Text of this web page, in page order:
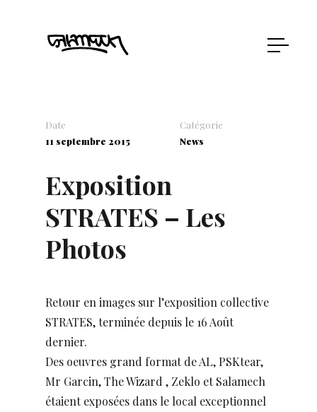
Date
11 septembre 2015
Catégorie
News
Exposition
STRATES – Les
Photos
Retour en images sur l’exposition collective
STRATES, terminée depuis le 16 Août
dernier.
Des oeuvres grand format de AL, PSKtear,
Mr Garcin, The Wizard , Zeklo et Salamech
étaient exposées dans le local exceptionnel